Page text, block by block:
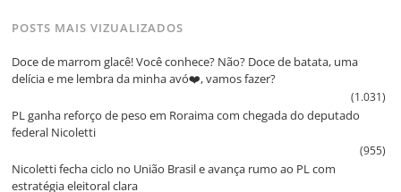
POSTS MAIS VIZUALIZADOS
Doce de marrom glacê! Você conhece? Não? Doce de batata, uma
delícia e me lembra da minha avó❤️, vamos fazer?
(1.031)
PL ganha reforço de peso em Roraima com chegada do deputado
federal Nicoletti
(955)
Nicoletti fecha ciclo no União Brasil e avança rumo ao PL com
estratégia eleitoral clara